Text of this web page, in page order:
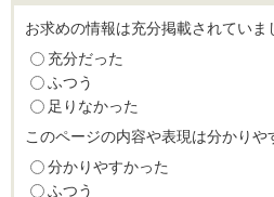
お求めの情報は充分掲載されていま
充分だった
ふつう
足りなかった
このページの内容や表現は分かりや
分かりやすかった
ふつう